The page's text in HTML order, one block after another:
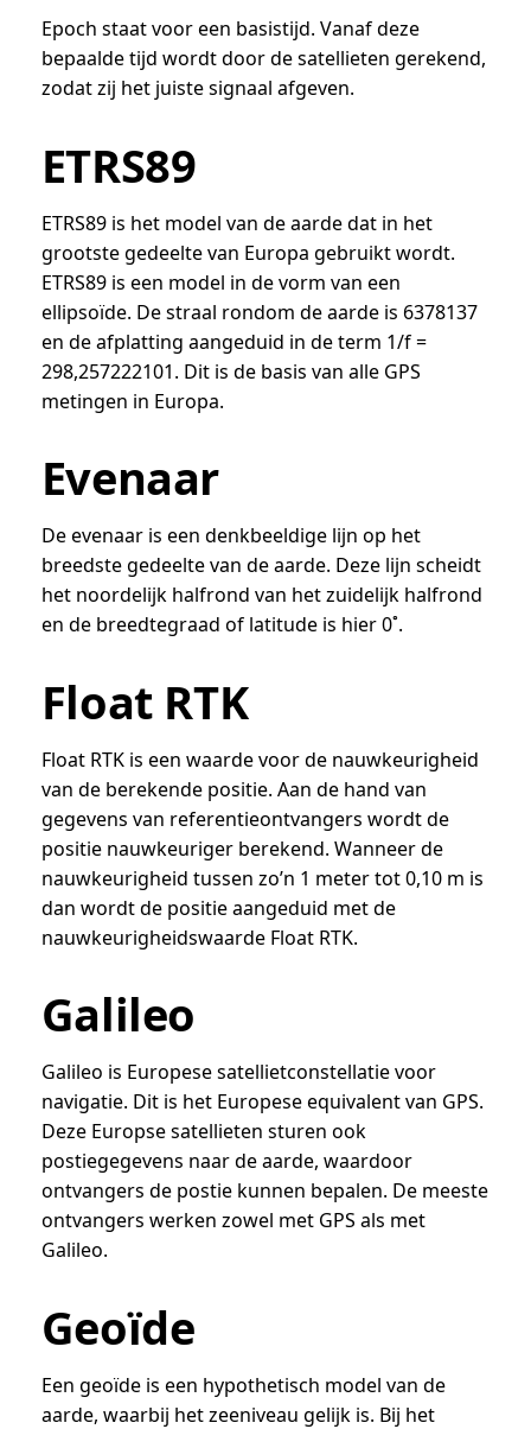
Epoch staat voor een basistijd. Vanaf deze
bepaalde tijd wordt door de satellieten gerekend,
zodat zij het juiste signaal afgeven.
ETRS89
ETRS89 is het model van de aarde dat in het
grootste gedeelte van Europa gebruikt wordt.
ETRS89 is een model in de vorm van een
ellipsoïde. De straal rondom de aarde is 6378137
en de afplatting aangeduid in de term 1/f =
298,257222101. Dit is de basis van alle GPS
metingen in Europa.
Evenaar
De evenaar is een denkbeeldige lijn op het
breedste gedeelte van de aarde. Deze lijn scheidt
het noordelijk halfrond van het zuidelijk halfrond
en de breedtegraad of latitude is hier 0˚.
Float RTK
Float RTK is een waarde voor de nauwkeurigheid
van de berekende positie. Aan de hand van
gegevens van referentieontvangers wordt de
positie nauwkeuriger berekend. Wanneer de
nauwkeurigheid tussen zo’n 1 meter tot 0,10 m is
dan wordt de positie aangeduid met de
nauwkeurigheidswaarde Float RTK.
Galileo
Galileo is Europese satellietconstellatie voor
navigatie. Dit is het Europese equivalent van GPS.
Deze Europse satellieten sturen ook
postiegegevens naar de aarde, waardoor
ontvangers de postie kunnen bepalen. De meeste
ontvangers werken zowel met GPS als met
Galileo.
Geoïde
Een geoïde is een hypothetisch model van de
aarde, waarbij het zeeniveau gelijk is. Bij het